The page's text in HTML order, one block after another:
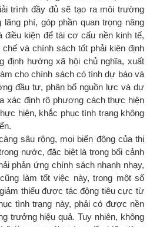
trình đầy đủ sẽ tạo ra môi trường
phí, góp phần quan trọng nâng
kiện để tái cơ cấu nền kinh tế,
và chính sách tốt phải kiên định
định hướng xã hội chủ nghĩa, xuất
cho chính sách có tính dự báo và
đầu tư, phân bổ nguồn lực và dự
xác định rõ phương cách thực hiện
hiện, khắc phục tình trạng không
sâu rộng, mọi biến động của thị
nước, đặc biệt là trong bối cảnh
phản ứng chính sách nhanh nhạy,
làm tốt việc này, trong một số
thiểu được tác động tiêu cực từ
tình trạng này, phải có được nền
trưởng hiệu quả. Tuy nhiên, không